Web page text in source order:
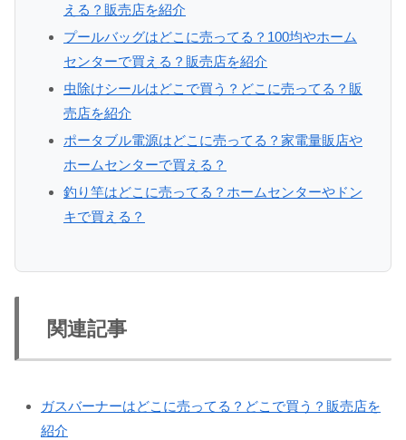
える？販売店を紹介
プールバッグはどこに売ってる？100均やホーム
センターで買える？販売店を紹介
虫除けシールはどこで買う？どこに売ってる？販
売店を紹介
ポータブル電源はどこに売ってる？家電量販店や
ホームセンターで買える？
釣り竿はどこに売ってる？ホームセンターやドン
キで買える？
関連記事
ガスバーナーはどこに売ってる？どこで買う？販売店を
紹介